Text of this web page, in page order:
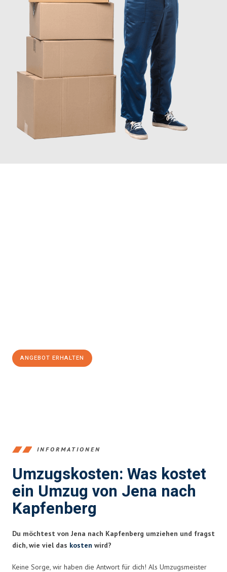
ANGEBOT ERHALTEN
INFORMATIONEN
Umzugskosten: Was kostet
ein Umzug von Jena nach
Kapfenberg
Du möchtest von Jena nach Kapfenberg umziehen und fragst
dich, wie viel das kosten wird?
Keine Sorge, wir haben die Antwort für dich! Als Umzugsmeister